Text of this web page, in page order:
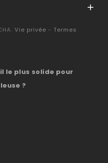

Vie privée - Termes
le plus solide pour
?